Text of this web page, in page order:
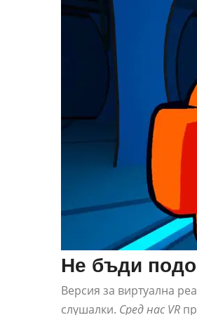
Не бъди
Версия за виртуална
слушалки. Сред нас VR